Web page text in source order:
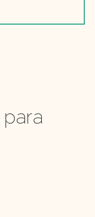
para